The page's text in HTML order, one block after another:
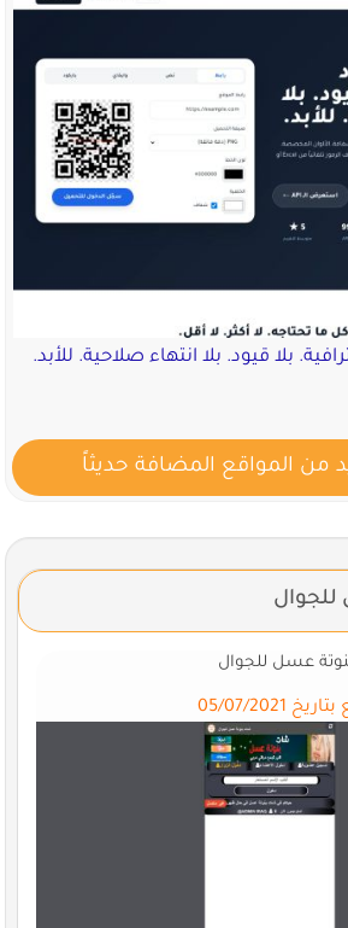
من المواقع المضافة حديثاً
عسل للجوال
07/2021